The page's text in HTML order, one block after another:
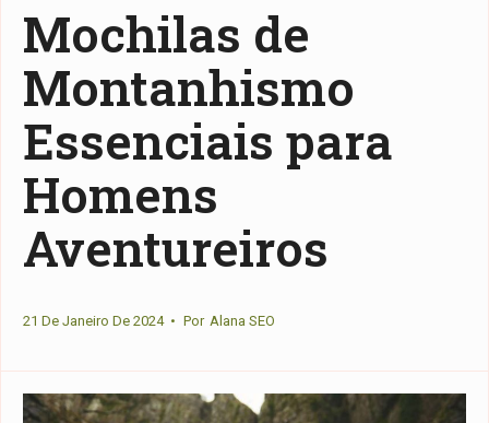
Mochilas de
Montanhismo
Essenciais para
Homens
Aventureiros
21 De Janeiro De 2024 • Por Alana SEO